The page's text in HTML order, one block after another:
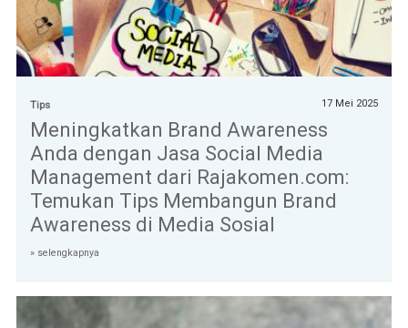
Tips 17 Mei 2025
Meningkatkan Brand Awareness
Anda dengan Jasa Social Media
Management dari Rajakomen.com:
Temukan Tips Membangun Brand
Awareness di Media Sosial
» selengkapnya